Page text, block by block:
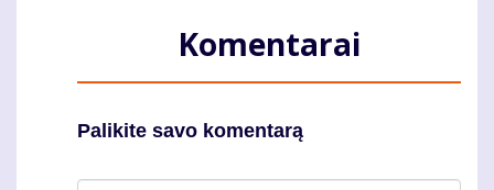
Komentarai
Palikite savo komentarą